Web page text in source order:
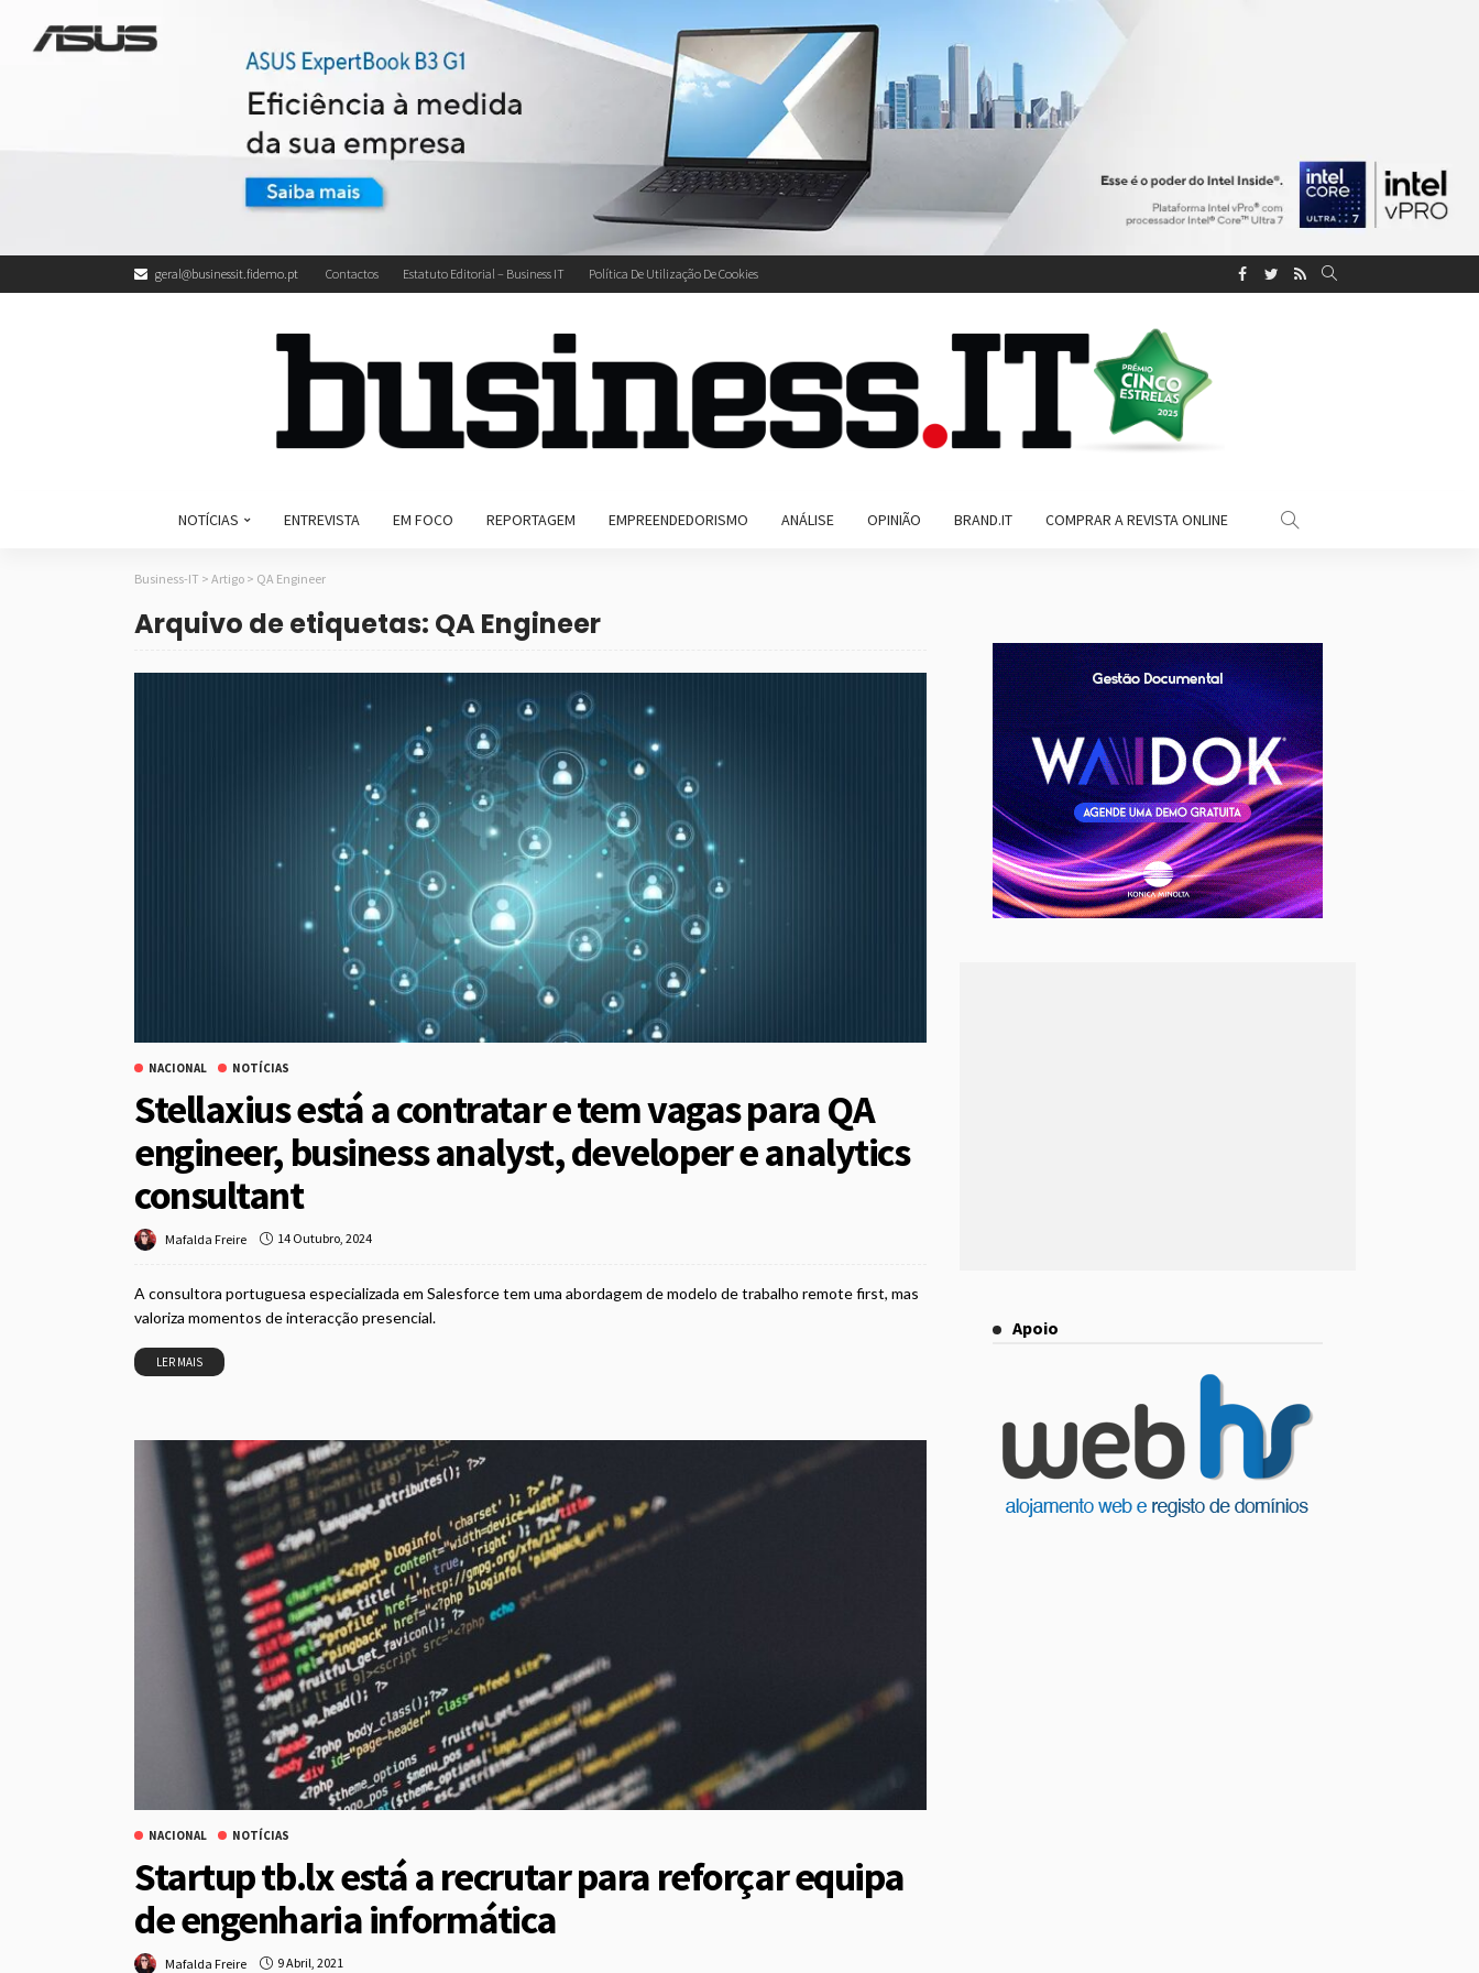
geral@businessit.fidemo.pt Contactos Estatuto Editorial – Business IT Política De Utilização De Cookies
NOTÍCIAS ENTREVISTA EM FOCO REPORTAGEM EMPREENDEDORISMO ANÁLISE OPINIÃO BRAND.IT COMPRAR A REVISTA ONLINE
Business-IT > Artigo > QA Engineer
Arquivo de etiquetas: QA Engineer
NACIONAL NOTÍCIAS
Stellaxius está a contratar e tem vagas para QA
engineer, business analyst, developer e analytics
consultant
Mafalda Freire 14 Outubro, 2024
A consultora portuguesa especializada em Salesforce tem uma abordagem de modelo de trabalho remote first, mas
valoriza momentos de interacção presencial.
LER MAIS
NACIONAL NOTÍCIAS
Startup tb.lx está a recrutar para reforçar equipa
de engenharia informática
Mafalda Freire 9 Abril, 2021
Apoio